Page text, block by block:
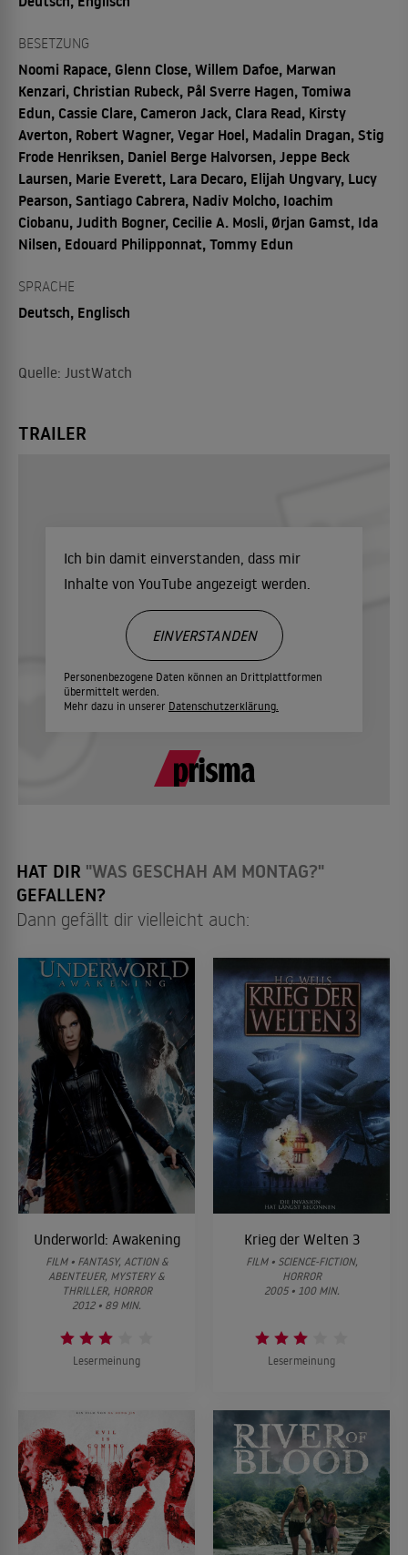
BESETZUNG
Noomi Rapace, Glenn Close, Willem Dafoe, Marwan
Kenzari, Christian Rubeck, Pål Sverre Hagen, Tomiwa
Edun, Cassie Clare, Cameron Jack, Clara Read, Kirsty
Averton, Robert Wagner, Vegar Hoel, Madalin Dragan, Stig
Frode Henriksen, Daniel Berge Halvorsen, Jeppe Beck
Laursen, Marie Everett, Lara Decaro, Elijah Ungvary, Lucy
Pearson, Santiago Cabrera, Nadiv Molcho, Ioachim
Ciobanu, Judith Bogner, Cecilie A. Mosli, Ørjan Gamst, Ida
Nilsen, Edouard Philipponnat, Tommy Edun
SPRACHE
Deutsch, Englisch
Quelle: JustWatch
TRAILER
Ich bin damit einverstanden, dass mir
Inhalte von YouTube angezeigt werden.
Personenbezogene Daten können an Drittplattformen
übermittelt werden.
Mehr dazu in unserer Datenschutzerklärung.
EINVERSTANDEN
HAT DIR "WAS GESCHAH AM MONTAG?"
GEFALLEN?
Dann gefällt dir vielleicht auch:
Underworld: Awakening
FILM • FANTASY, ACTION &
ABENTEUER, MYSTERY &
THRILLER, HORROR
2012 • 89 MIN.
Lesermeinung
Krieg der Welten 3
FILM • SCIENCE-FICTION,
HORROR
2005 • 100 MIN.
Lesermeinung